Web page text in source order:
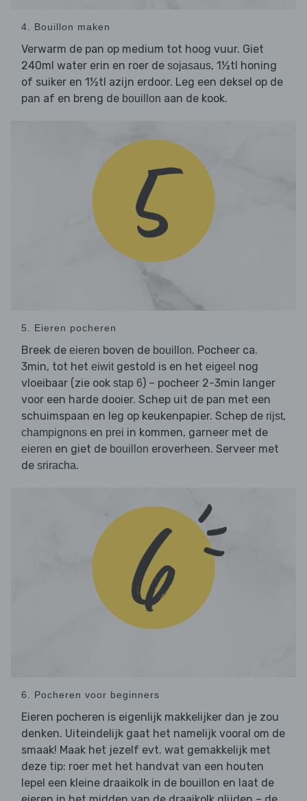
4. Bouillon maken
Verwarm de pan op medium tot hoog vuur. Giet
240ml water erin en roer de sojasaus, 1½tl honing
of suiker en 1½tl azijn erdoor. Leg een deksel op de
pan af en breng de bouillon aan de kook.
5. Eieren pocheren
Breek de eieren boven de bouillon. Pocheer ca.
3min, tot het eiwitgestold is en het eigeel nog
vloeibaar (zie ook stap 6) – pocheer 2-3min langer
voor een harde dooier. Schep uit de pan met een
schuimspaan en leg op keukenpapier. Schep de rijst,
champignons en prei in kommen, garneer met de
eieren en giet de bouillon eroverheen. Serveer met
de sriracha.
6. Pocheren voor beginners
Eieren pocheren is eigenlijk makkelijker dan je zou
denken. Uiteindelijk gaat het namelijk vooral om de
smaak! Maak het jezelf evt. wat gemakkelijk met
deze tip: roer met het handvat van een houten
lepel een kleine draaikolk in de bouillon en laat de